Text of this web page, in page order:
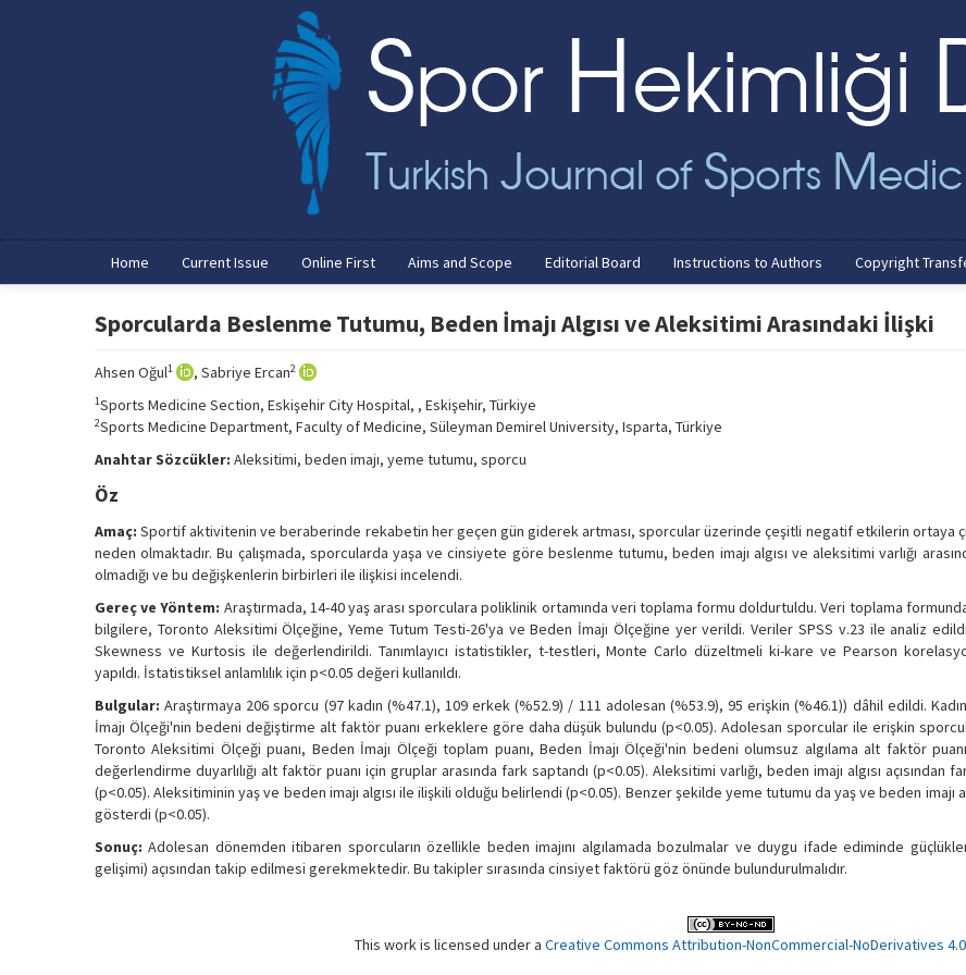
Home Current Issue Online First Aims and Scope Editorial Board Instructions to Authors Copyright
Sporcularda Beslenme Tutumu, Beden İmajı Algısı ve Aleksitimi Arasındaki İlişki
Ahsen Oğul1 , Sabriye Ercan2
1Sports Medicine Section, Eskişehir City Hospital, , Eskişehir, Türkiye
2Sports Medicine Department, Faculty of Medicine, Süleyman Demirel University, Isparta, Türkiye
Anahtar Sözcükler: Aleksitimi, beden imajı, yeme tutumu, sporcu
Öz
Amaç: Sportif aktivitenin ve beraberinde rekabetin her geçen gün giderek artması, sporcular üzerinde çeşitli negatif etkilerin ortaya
neden olmaktadır. Bu çalışmada, sporcularda yaşa ve cinsiyete göre beslenme tutumu, beden imajı algısı ve aleksitimi varlığı
olmadığı ve bu değişkenlerin birbirleri ile ilişkisi incelendi.
Gereç ve Yöntem: Araştırmada, 14-40 yaş arası sporculara poliklinik ortamında veri toplama formu doldurtuldu. Veri toplama formunda
bilgilere, Toronto Aleksitimi Ölçeğine, Yeme Tutum Testi-26'ya ve Beden İmajı Ölçeğine yer verildi. Veriler SPSS v.23 ile analiz
Skewness ve Kurtosis ile değerlendirildi. Tanımlayıcı istatistikler, t-testleri, Monte Carlo düzeltmeli ki-kare ve Pearson
yapıldı. İstatistiksel anlamlılık için p<0.05 değeri kullanıldı.
Bulgular: Araştırmaya 206 sporcu (97 kadın (%47.1), 109 erkek (%52.9) / 111 adolesan (%53.9), 95 erişkin (%46.1)) dâhil edildi.
İmajı Ölçeği'nin bedeni değiştirme alt faktör puanı erkeklere göre daha düşük bulundu (p<0.05). Adolesan sporcular ile erişkin
Toronto Aleksitimi Ölçeği puanı, Beden İmajı Ölçeği toplam puanı, Beden İmajı Ölçeği'nin bedeni olumsuz algılama alt faktör
değerlendirme duyarlılığı alt faktör puanı için gruplar arasında fark saptandı (p<0.05). Aleksitimi varlığı, beden imajı algısı açısından
(p<0.05). Aleksitiminin yaş ve beden imajı algısı ile ilişkili olduğu belirlendi (p<0.05). Benzer şekilde yeme tutumu da yaş ve beden imajı
gösterdi (p<0.05).
Sonuç: Adolesan dönemden itibaren sporcuların özellikle beden imajını algılamada bozulmalar ve duygu ifade ediminde
gelişimi) açısından takip edilmesi gerekmektedir. Bu takipler sırasında cinsiyet faktörü göz önünde bulundurulmalıdır.
This work is licensed under a Creative Commons Attribution-NonCommercial-NoDerivatives